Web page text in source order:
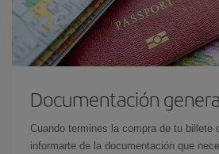
Documentación
Cuando termines la compra de tu billete
informarte de la documentación que